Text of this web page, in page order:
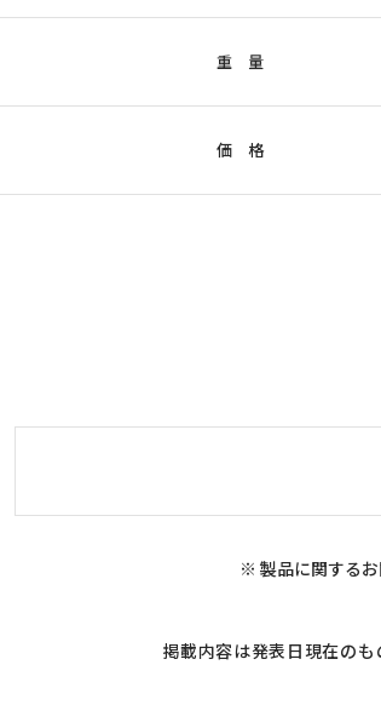
重 量
価 格
※ 製品に関する
掲載内容は発表日現在の